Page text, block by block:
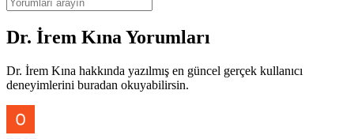
Dr. İrem Kına Yorumları
Dr. İrem Kına hakkında yazılmış en güncel gerçek kullanıcı
deneyimlerini buradan okuyabilirsin.